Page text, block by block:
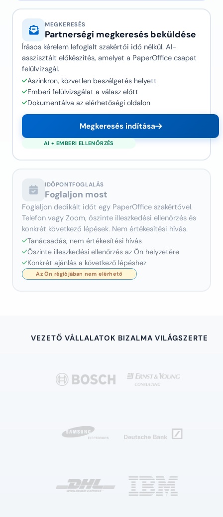
MEGKERESÉS
Partnerségi megkeresés beküldése
Írásos kérelem lefoglalt szakértői idő nélkül. AI-
asszisztált előkészítés, amelyet a PaperOffice csapat
felülvizsgál.
Aszinkron, közvetlen beszélgetés helyett
Emberi felülvizsgálat a válasz előtt
Dokumentálva az elérhetőségi oldalon
Megkeresés indítása
IDŐPONTFOGLALÁS
Foglaljon most
Foglaljon dedikált időt egy PaperOffice szakértővel.
Telefon vagy Zoom, őszinte illeszkedési ellenőrzés és
konkrét következő lépések. Nem értékesítési hívás.
Tanácsadás, nem értékesítési hívás
Őszinte illeszkedési ellenőrzés az Ön helyzetére
Konkrét ajánlás a következő lépéshez
VEZETŐ VÁLLALATOK BIZALMA VILÁGSZERTE